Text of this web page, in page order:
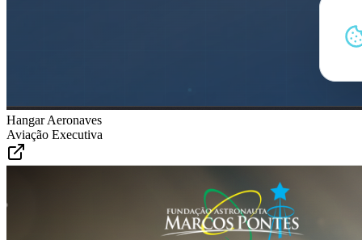
Hangar Aeronaves
Aviação Executiva